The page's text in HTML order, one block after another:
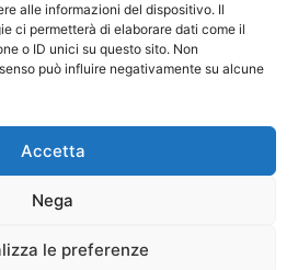
SIAMO
©
alle informazioni del dispositivo. Il
ci permetterà di elaborare dati come il
o ID unici su questo sito. Non
può influire negativamente su alcune
Accetta
Nega
le preferenze